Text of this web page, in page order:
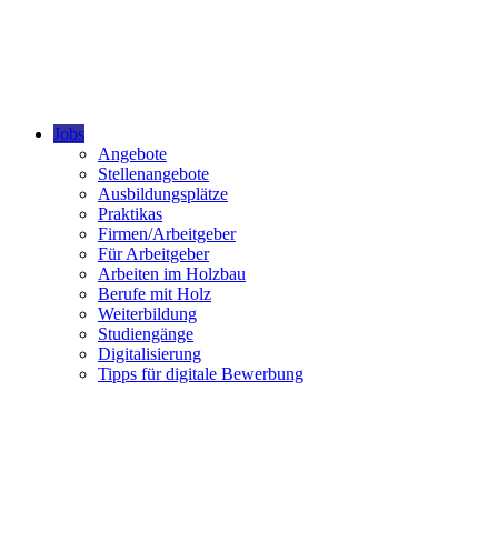
Jobs
Angebote
Stellenangebote
Ausbildungsplätze
Praktikas
Firmen/Arbeitgeber
Für Arbeitgeber
Arbeiten im Holzbau
Berufe mit Holz
Weiterbildung
Studiengänge
Digitalisierung
Tipps für digitale Bewerbung